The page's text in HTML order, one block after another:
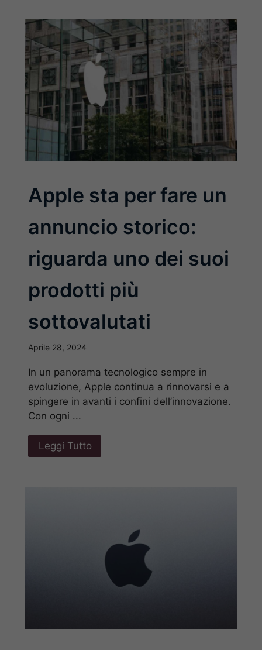
Apple sta per fare un
annuncio storico:
riguarda uno dei suoi
prodotti più
sottovalutati
Aprile 28, 2024
In un panorama tecnologico sempre in
evoluzione, Apple continua a rinnovarsi e a
spingere in avanti i confini dell’innovazione.
Con ogni ...
Leggi Tutto